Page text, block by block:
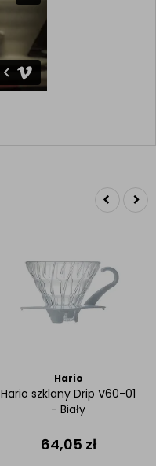
Hario
Hario szklany Drip V60-01
- Biały
64,05 zł